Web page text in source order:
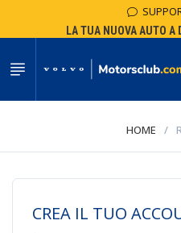
LA TUA NUOVA AUTO
HOME /
CREA IL TUO